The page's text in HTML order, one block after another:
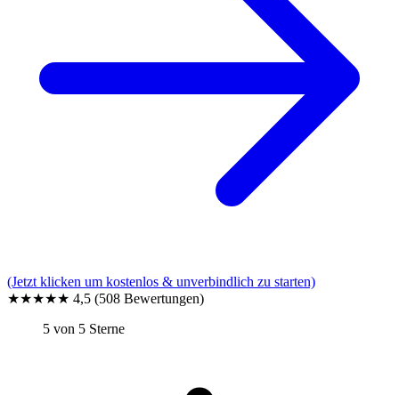
(Jetzt klicken um kostenlos & unverbindlich zu starten)
★★★★★ 4,5 (508 Bewertungen)
5 von 5 Sterne